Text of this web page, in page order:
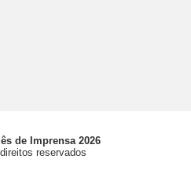
de Imprensa 2026
reservados